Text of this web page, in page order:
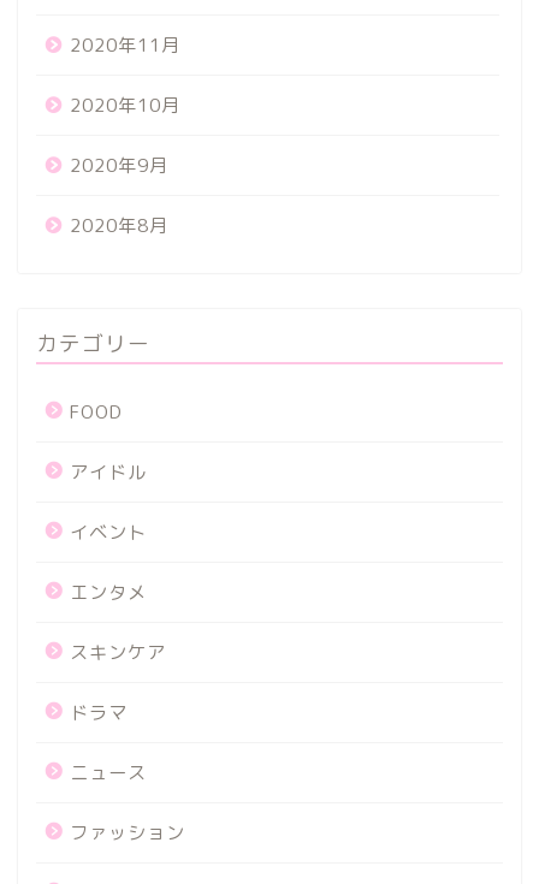
2020年11月
2020年10月
2020年9月
2020年8月
カテゴリー
FOOD
アイドル
イベント
エンタメ
スキンケア
ドラマ
ニュース
ファッション